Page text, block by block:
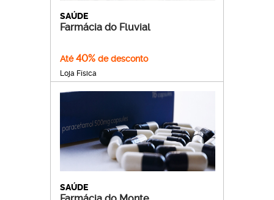
SAÚDE
Farmácia do Fluvial
Até40% de desconto
Loja Física
SAÚDE